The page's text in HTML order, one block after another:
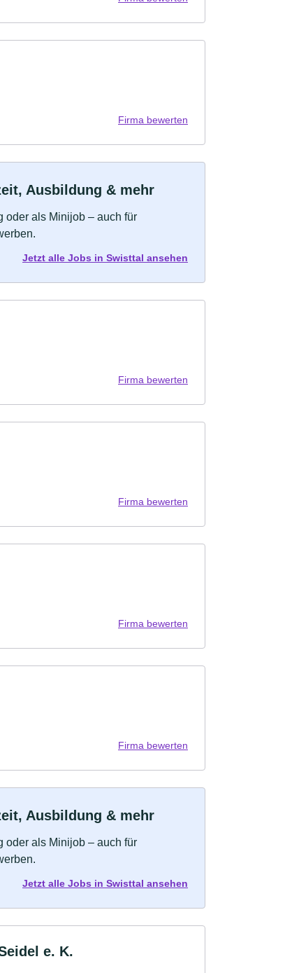
Firma bewerten
Ausbildung & mehr
oder als Minijob – auch für
Jetzt alle Jobs in Swisttal ansehen
Firma bewerten
Firma bewerten
Firma bewerten
Firma bewerten
Ausbildung & mehr
oder als Minijob – auch für
Jetzt alle Jobs in Swisttal ansehen
e. K.